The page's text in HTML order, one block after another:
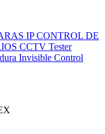
IPCONTROL DE
CCTV Tester
Invisible Control